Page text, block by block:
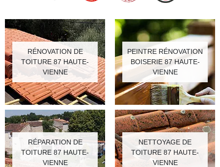
RÉNOVATION DE
TOITURE 87 HAUTE-
VIENNE
PEINTRE RÉNOVATION
BOISERIE 87 HAUTE-
VIENNE
RÉPARATION DE
TOITURE 87 HAUTE-
VIENNE
NETTOYAGE DE
TOITURE 87 HAUTE-
VIENNE